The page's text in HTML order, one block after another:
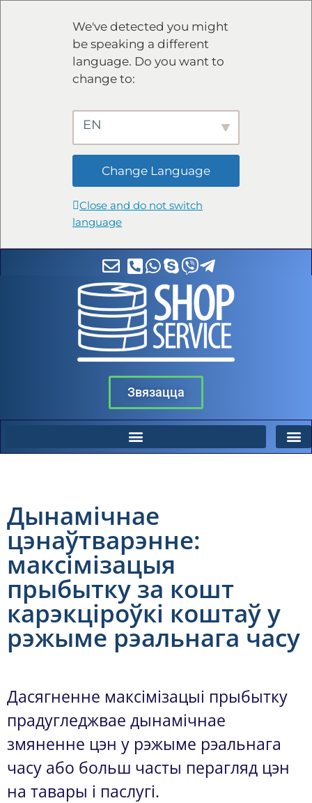
We've detected you might
be speaking a different
language. Do you want to
change to:
EN
Change Language
Close and do not switch
language
Звязацца
Дынамічнае
цэнаўтварэнне:
максімізацыя
прыбытку за кошт
карэкціроўкі коштаў у
рэжыме рэальнага часу
Дасягненне максімізацыі прыбытку
прадугледжвае дынамічнае
змяненне цэн у рэжыме рэальнага
часу або больш часты перагляд цэн
на тавары і паслугі.